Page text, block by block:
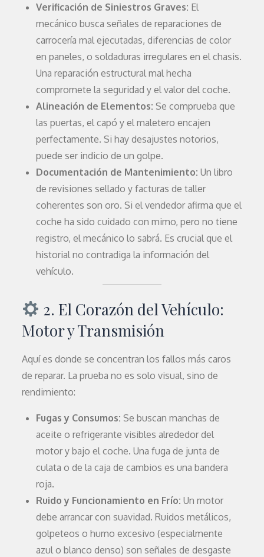
Verificación de Siniestros Graves: El
mecánico busca señales de reparaciones de
carrocería mal ejecutadas, diferencias de color
en paneles, o soldaduras irregulares en el chasis.
Una reparación estructural mal hecha
compromete la seguridad y el valor del coche.
Alineación de Elementos: Se comprueba que
las puertas, el capó y el maletero encajen
perfectamente. Si hay desajustes notorios,
puede ser indicio de un golpe.
Documentación de Mantenimiento: Un libro
de revisiones sellado y facturas de taller
coherentes son oro. Si el vendedor afirma que el
coche ha sido cuidado con mimo, pero no tiene
registro, el mecánico lo sabrá. Es crucial que el
historial no contradiga la información del
vehículo.
2. El Corazón del Vehículo:
Motor y Transmisión
Aquí es donde se concentran los fallos más caros
de reparar. La prueba no es solo visual, sino de
rendimiento:
Fugas y Consumos: Se buscan manchas de
aceite o refrigerante visibles alrededor del
motor y bajo el coche. Una fuga de junta de
culata o de la caja de cambios es una bandera
roja.
Ruido y Funcionamiento en Frío: Un motor
debe arrancar con suavidad. Ruidos metálicos,
golpeteos o humo excesivo (especialmente
azul o blanco denso) son señales de desgaste